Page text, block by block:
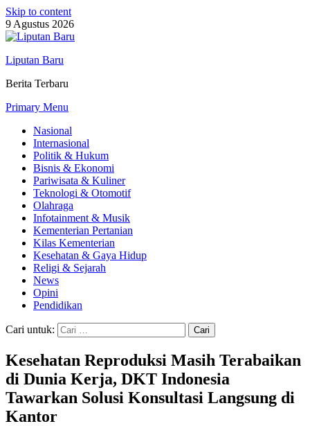
Skip to content
9 Agustus 2026
Liputan Baru
Berita Terbaru
Primary Menu
Nasional
Internasional
Politik & Hukum
Bisnis & Ekonomi
Pariwisata & Kuliner
Teknologi & Otomotif
Olahraga
Infotainment & Musik
Kementerian Pertanian
Kilas Kementerian
Kesehatan & Gaya Hidup
Religi & Sejarah
News
Opini
Pendidikan
Cari untuk:
Kesehatan Reproduksi Masih Terabaikan
di Dunia Kerja, DKT Indonesia
Tawarkan Solusi Konsultasi Langsung di
Kantor